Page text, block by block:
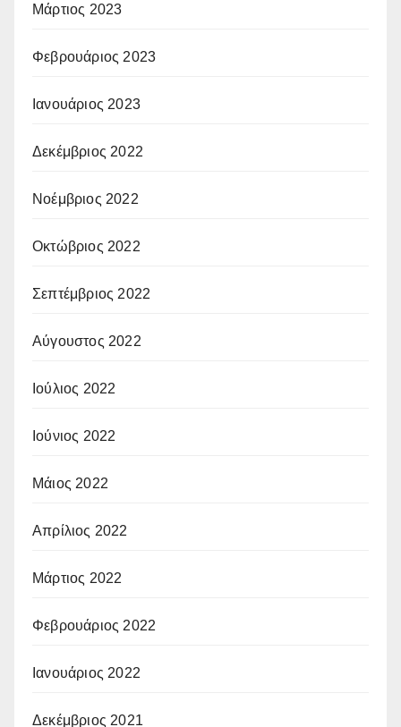
Μάρτιος 2023
Φεβρουάριος 2023
Ιανουάριος 2023
Δεκέμβριος 2022
Νοέμβριος 2022
Οκτώβριος 2022
Σεπτέμβριος 2022
Αύγουστος 2022
Ιούλιος 2022
Ιούνιος 2022
Μάιος 2022
Απρίλιος 2022
Μάρτιος 2022
Φεβρουάριος 2022
Ιανουάριος 2022
Δεκέμβριος 2021